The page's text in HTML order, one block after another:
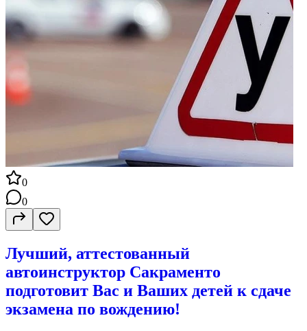
0
0
Лучший, аттестованный
автоинструктор Сакраменто
подготовит Вас и Ваших детей к сдаче
экзамена по вождению!